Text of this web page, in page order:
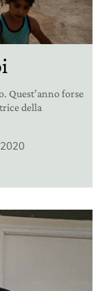
Quest’anno forse
della